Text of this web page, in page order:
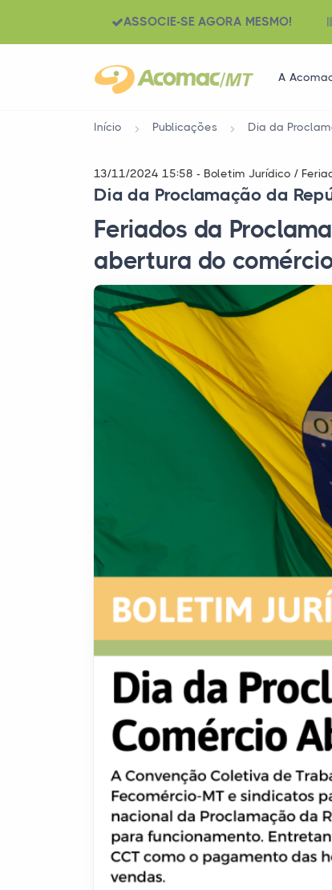
ASSOCIE-SE AGORA MESMO!
A
Início Publicações Dia da
13/11/2024 15:58 - Boletim Jurídico /
Dia da Proclamação da
Feriados da
abertura do